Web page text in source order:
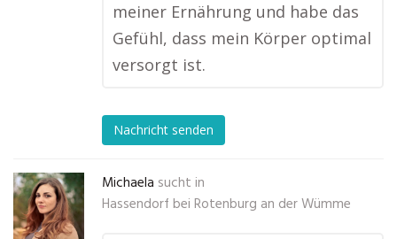
meiner Ernährung und habe das
Gefühl, dass mein Körper optimal
versorgt ist.
Nachricht senden
Michaela sucht in
Hassendorf bei Rotenburg an der Wümme